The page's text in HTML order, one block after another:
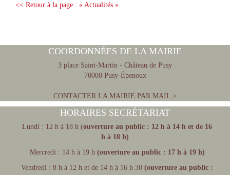
<< Retour à la page : « Actualités »
COORDONNÉES DE LA MAIRIE
3 place Saint-Martin - Château de Pusy
70000 Pusy-Épenoux
CONTACTER LA MAIRIE PAR MAIL >
HORAIRES SECRÉTARIAT
Lundi : 12 h à 18 h (ouverture au public : 12 h à 14 h et de 16
h à 18 h)
Mercredi : 14 h à 19 h (ouverture au public : 17 h à 19 h)
Vendredi : 8 h à 12 h et de 14 h à 16 h 30 (ouverture au public :